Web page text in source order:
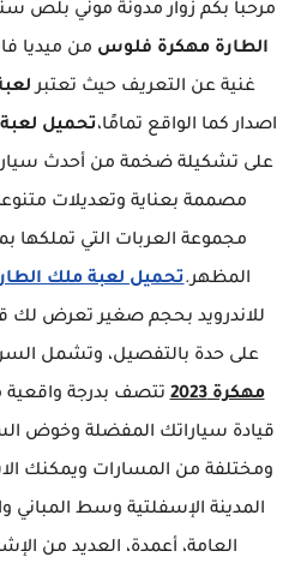
مرحبا بكم زوار مدونة موني بلص
الطارة مهكرة فلوس من ميديا
غنية عن التعريف حيث تعتبر
اصدار كما الواقع تمامًا،تحميل
على تشكيلة ضخمة من أحدث
مصممة بعناية وتعديلات
مجموعة العربات التي تملكها
المظهر.تحميل لعبة ملك
للاندرويد بحجم صغير تعرض لك
على حدة بالتفصيل، وتشمل
مهكرة 2023
تتصف بدرجة واقعية
قيادة سياراتك المفضلة وخوض
ومختلفة من المسارات ويمكنك
المدينة الإسفلتية وسط المباني
العامة، أعمدة، العديد من